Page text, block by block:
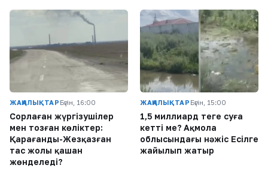
ЖАҢАЛЫҚТАР Бүгін, 16:00
Сорлаған жүргізушілер
мен тозған көліктер:
Қарағанды-Жезқазған
тас жолы қашан
жөнделеді?
ЖАҢАЛЫҚТАР Бүгін, 15:00
1,5 миллиард теңге суға
кетті ме? Ақмола
облысындағы нәжіс Есілге
жайылып жатыр